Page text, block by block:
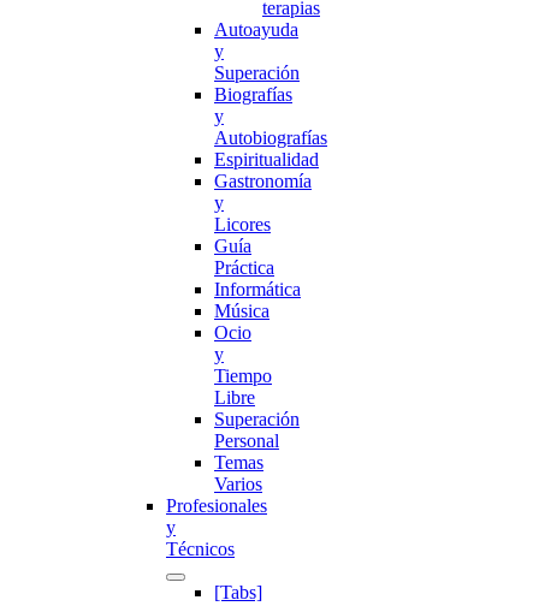
terapias
Autoayuda
y
Superación
Biografías
y
Autobiografías
Espiritualidad
Gastronomía
y
Licores
Guía
Práctica
Informática
Música
Ocio
y
Tiempo
Libre
Superación
Personal
Temas
Varios
Profesionales
y
Técnicos
[Tabs]